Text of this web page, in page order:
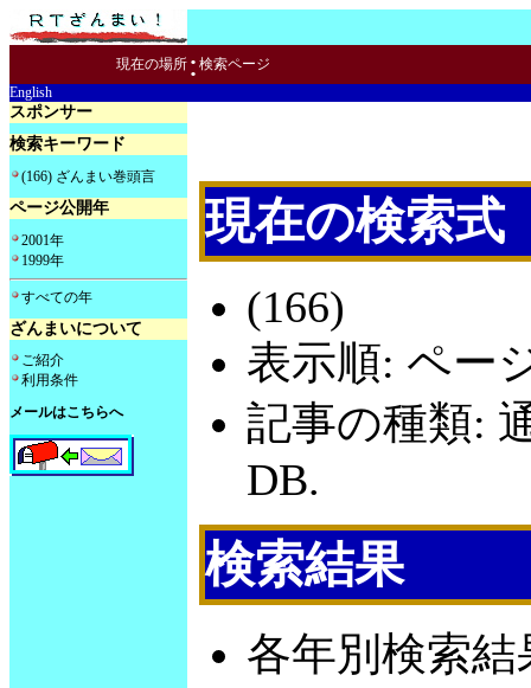
現在の場所 : 検索ページ
English
スポンサー
検索キーワード
(166) ざんまい巻頭言
ページ公開年
2001年
1999年
すべての年
ざんまいについて
ご紹介
利用条件
メールはこちらへ
現在の検索式
(166)
表示順: ペー
記事の種類:
DB.
検索結果
各年別検索